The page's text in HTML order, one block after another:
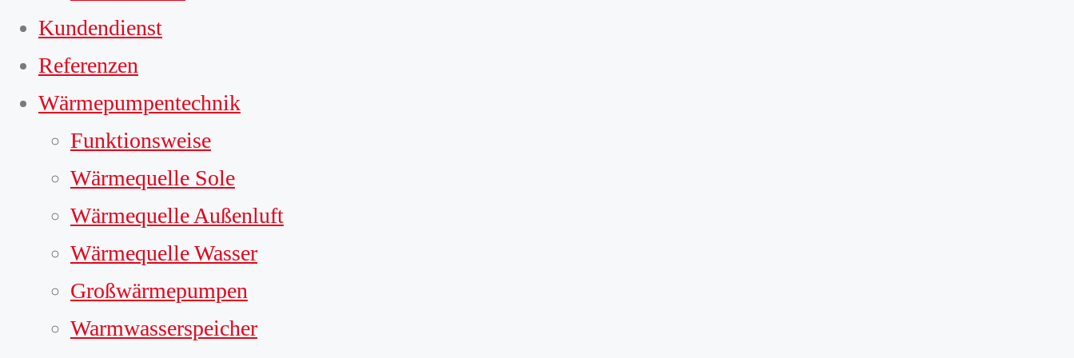
Kundendienst
Referenzen
Wärmepumpentechnik
Funktionsweise
Wärmequelle Sole
Wärmequelle Außenluft
Wärmequelle Wasser
Großwärmepumpen
Warmwasserspeicher